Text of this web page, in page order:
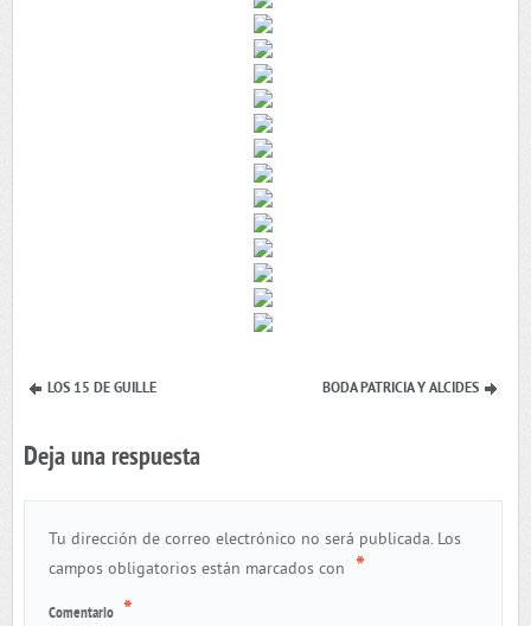
LOS 15 DE GUILLE BODA PATRICIA Y ALCIDES
Deja una respuesta
Tu dirección de correo electrónico no será publicada. Los
campos obligatorios están marcados con *
Comentario *